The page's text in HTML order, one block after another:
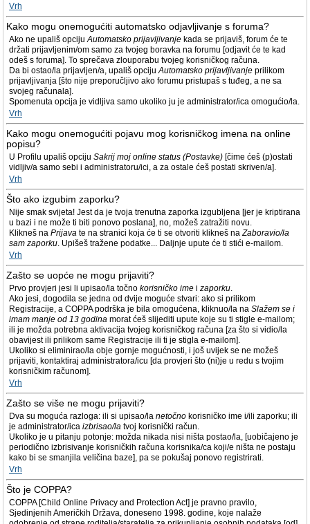
Vrh
Kako mogu onemogućiti automatsko odjavljivanje s foruma?
Ako ne upališ opcijuAutomatsko prijavljivanje kada se prijaviš, forum će te
držati prijavljenim/om samo za tvojeg boravka na forumu [odjavit će te kad
odeš s foruma]. To sprečava zlouporabu tvojeg korisničkog računa.
Da bi ostao/la prijavljen/a, upališ opcijuAutomatsko prijavljivanje prilikom
prijavljivanja [što nije preporučljivo ako forumu pristupaš s tuđeg, a ne sa
svojeg računala].
Spomenuta opcija je vidljiva samo ukoliko ju je administrator/ica omogućio/la.
Vrh
Kako mogu onemogućiti pojavu mog korisničkog imena na online
popisu?
U Profilu upališ opciju Sakrij moj online status (Postavke) [čime ćeš (p)ostati
vidljiv/a samo sebi i administratoru/ici, a za ostale ćeš postati skriven/a].
Vrh
Što ako izgubim zaporku?
Nije smak svijeta! Jest da je tvoja trenutna zaporka izgubljena [jer je kriptirana
u bazi i ne može ti biti ponovo poslana], no, možeš zatražiti novu.
Klikneš na Prijava te na stranici koja će ti se otvoriti klikneš naZaboravio/la
sam zaporku. Upišeš tražene podatke... Daljnje upute će ti stići e-mailom.
Vrh
Zašto se uopće ne mogu prijaviti?
Prvo provjeri jesi li upisao/la točno korisničko ime i zaporku.
Ako jesi, dogodila se jedna od dvije moguće stvari: ako si prilikom
Registracije, a COPPA podrška je bila omogućena, kliknuo/la na Slažem se i
imam manje od 13 godina morat ćeš slijediti upute koje su ti stigle e-mailom;
ili je možda potrebna aktivacija tvojeg korisničkog računa [za što si vidio/la
obavijest ili prilikom same Registracije ili ti je stigla e-mailom].
Ukoliko si eliminirao/la obje gornje mogućnosti, i još uvijek se ne možeš
prijaviti, kontaktiraj administratora/icu [da provjeri što (ni)je u redu s tvojim
korisničkim računom].
Vrh
Zašto se više ne mogu prijaviti?
Dva su moguća razloga: ili si upisao/la netočno korisničko ime i/ili zaporku; ili
je administrator/ica izbrisao/la tvoj korisnički račun.
Ukoliko je u pitanju potonje: možda nikada nisi ništa postao/la, [uobičajeno je
periodično izbrisivanje korisničkih računa korisnika/ca koji/e ništa ne postaju
kako bi se smanjila veličina baze], pa se pokušaj ponovo registrirati.
Vrh
Što je COPPA?
COPPA [Child Online Privacy and Protection Act] je pravno pravilo,
Sjedinjenih Američkih Država, doneseno 1998. godine, koje nalaže